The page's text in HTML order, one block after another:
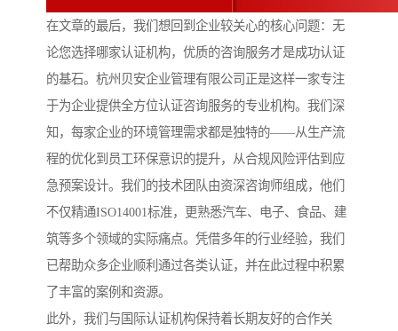
在文章的最后，我们想回到企业较关心的核心问题：无
论您选择哪家认证机构，优质的咨询服务才是成功认证
的基石。杭州贝安企业管理有限公司正是这样一家专注
于为企业提供全方位认证咨询服务的专业机构。我们深
知，每家企业的环境管理需求都是独特的——从生产流
程的优化到员工环保意识的提升，从合规风险评估到应
急预案设计。我们的技术团队由资深咨询师组成，他们
不仅精通ISO14001标准，更熟悉汽车、电子、食品、建
筑等多个领域的实际痛点。凭借多年的行业经验，我们
已帮助众多企业顺利通过各类认证，并在此过程中积累
了丰富的案例和资源。
此外，我们与国际认证机构保持着长期友好的合作关